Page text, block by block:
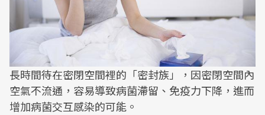
長時間待在密閉空間裡的「密封族」，因密閉空間內
空氣不流通，容易導致病菌滯留、免疫力下降，進而
增加病菌交互感染的可能。